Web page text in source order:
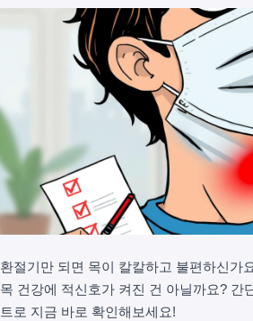
환절기만 되면 목이 칼칼하고 불편하신가
목 건강에 적신호가 켜진 건 아닐까요? 간
트로 지금 바로 확인해보세요!